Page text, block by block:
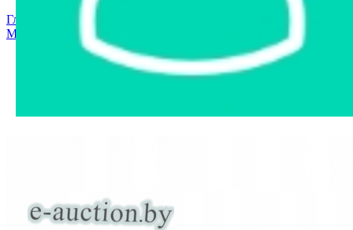
Главная страница
Могилев
ОР641 Фильтр масляный FILTRON